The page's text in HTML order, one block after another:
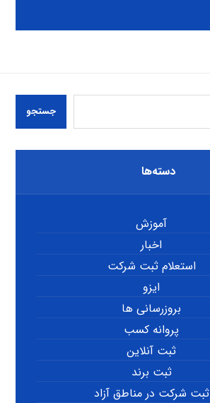
جستجو
دسته‌ها
آموزش
اخبار
استعلام ثبت شرکت
ایزو
بروزرسانی ها
پروانه کسب
ثبت آنلاین
ثبت برند
ثبت شرکت در مناطق آزاد